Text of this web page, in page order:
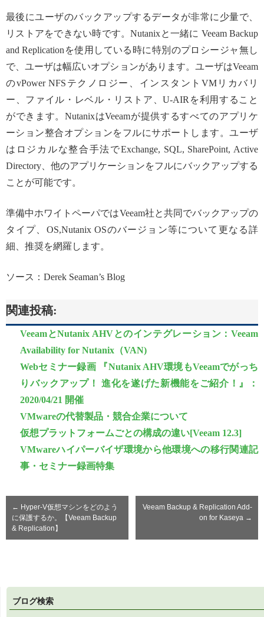
最後にユーザのバックアップするデータが非常に少量で、
リストアをできない時です。Nutanixと一緒に Veeam Backup
and Replicationを使用している時に特別のプロシージャ無し
で、ユーザは幅広いオプションがあります。ユーザはVeeam
のvPower NFSテクノロジー、インスタントVMリカバリ
ー、ファイル・レベル・リストア、U-AIRを利用すること
ができます。NutanixはVeeamが提供するすべてのアプリケ
ーション整合オプションをフルにサポートします。ユーザ
はロジカルな整合手法でExchange, SQL, SharePoint, Active
Directory、他のアプリケーションをフルにバックアップする
ことが可能です。
準備中ホワイトペーパではVeeam社と共同でバックアップの
タイプ、OS,Nutanix OSのバージョン等について更なる詳
細、推奨を網羅します。
ソース：Derek Seaman’s Blog
関連投稿:
VeeamとNutanix AHVとのインテグレーション：Veeam
Availability for Nutanix（VAN)
Webセミナー録画 『Nutanix AHV環境もVeeamでがっち
りバックアップ！ 進化を遂げた新機能をご紹介！』：
2020/04/21 開催
VMwareの代替製品・競合企業について
仮想プラットフォームごとの構成の違い[Veeam 12.3]
VMwareハイパーバイザ環境から他環境への移行関連記
事・セミナー録画特集
← Hyper-V仮想マシンをどのよう
に保護するか。【Veeam Backup
& Replication】
Veeam Backup & Replication Add-
on for Kaseya →
ブログ検索